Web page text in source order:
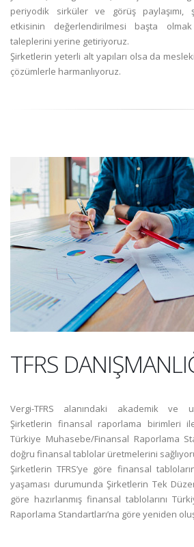
periyodik sirküler ve görüş paylaşımı,
etkisinin değerlendirilmesi başta
taleplerini yerine getiriyoruz.
Şirketlerin yeterli alt yapıları olsa da
çözümlerle harmanlıyoruz.
TFRS
Vergi-TFRS alanındaki akademik ve
Şirketlerin finansal raporlama birimleri
Türkiye Muhasebe/Finansal Raporlama
doğru finansal tablolar üretmelerini
Şirketlerin TFRS’ye göre finansal
yaşaması durumunda Şirketlerin Tek
göre hazırlanmış finansal tablolarını
Raporlama Standartları’na göre yeniden